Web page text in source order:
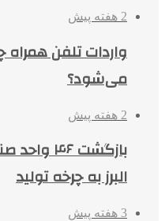
2 هفته پیش
واردات تلفن همراه
می‌شود؟
2 هفته پیش
بازگشت
البرز به چرخه تولید
3 هفته پیش